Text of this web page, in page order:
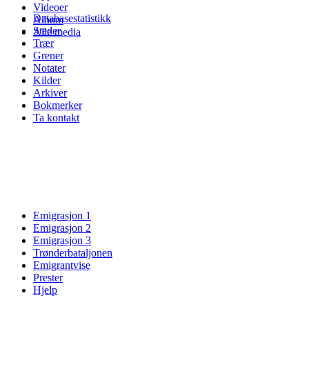
Videoer
Album
Alle media
Databasestatistikk
Steder
Trær
Grener
Notater
Kilder
Arkiver
Bokmerker
Ta kontakt
Emigrasjon 1
Emigrasjon 2
Emigrasjon 3
Trønderbataljonen
Emigrantvise
Prester
Hjelp